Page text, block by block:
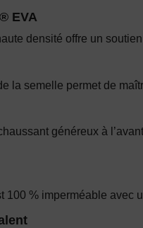
EVA
densité offre un
la semelle permet de
généreux à
100 % imperméable